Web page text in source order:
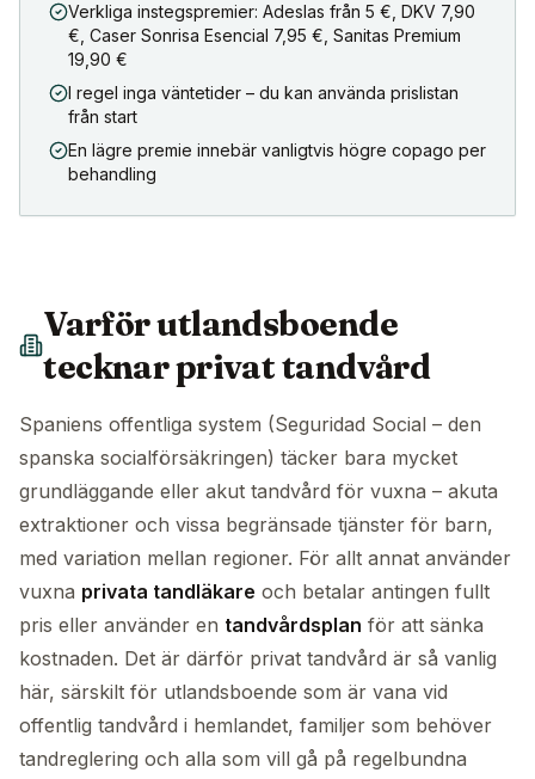
Verkliga instegspremier: Adeslas från 5 €, DKV 7,90
€, Caser Sonrisa Esencial 7,95 €, Sanitas Premium
19,90 €
I regel inga väntetider – du kan använda prislistan
från start
En lägre premie innebär vanligtvis högre copago per
behandling
Varför utlandsboende
tecknar privat tandvård
Spaniens offentliga system (Seguridad Social – den
spanska socialförsäkringen) täcker bara mycket
grundläggande eller akut tandvård för vuxna – akuta
extraktioner och vissa begränsade tjänster för barn,
med variation mellan regioner. För allt annat använder
vuxna privata tandläkare och betalar antingen fullt
pris eller använder en tandvårdsplan för att sänka
kostnaden. Det är därför privat tandvård är så vanlig
här, särskilt för utlandsboende som är vana vid
offentlig tandvård i hemlandet, familjer som behöver
tandreglering och alla som vill gå på regelbundna